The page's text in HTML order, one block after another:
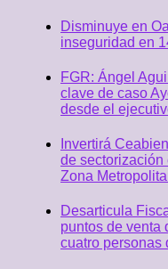
Disminuye en
inseguridad en
FGR: Ángel
clave de caso
desde el
Invertirá
de sectorización
Zona
Desarticula
puntos de venta
cuatro personas